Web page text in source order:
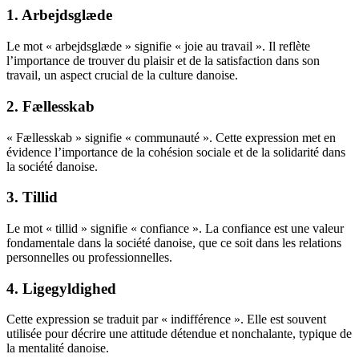
1. Arbejdsglæde
Le mot « arbejdsglæde » signifie « joie au travail ». Il reflète
l’importance de trouver du plaisir et de la satisfaction dans son
travail, un aspect crucial de la culture danoise.
2. Fællesskab
« Fællesskab » signifie « communauté ». Cette expression met en
évidence l’importance de la cohésion sociale et de la solidarité dans
la société danoise.
3. Tillid
Le mot « tillid » signifie « confiance ». La confiance est une valeur
fondamentale dans la société danoise, que ce soit dans les relations
personnelles ou professionnelles.
4. Ligegyldighed
Cette expression se traduit par « indifférence ». Elle est souvent
utilisée pour décrire une attitude détendue et nonchalante, typique de
la mentalité danoise.